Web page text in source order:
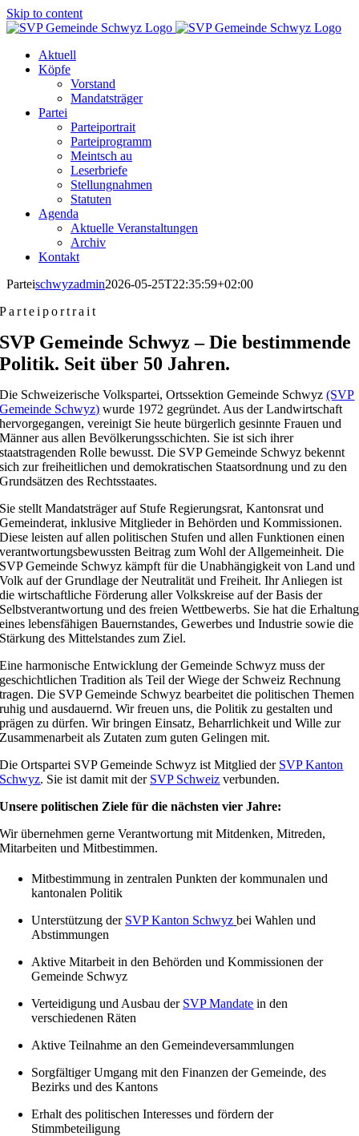
Skip to content
Aktuell
Köpfe
Vorstand
Mandatsträger
Partei
Parteiportrait
Parteiprogramm
Meintsch au
Leserbriefe
Stellungnahmen
Statuten
Agenda
Aktuelle Veranstaltungen
Archiv
Kontakt
Parteischwyzadmin2026-05-25T22:35:59+02:00
Parteiportrait
SVP Gemeinde Schwyz – Die bestimmende
Politik. Seit über 50 Jahren.
Die Schweizerische Volkspartei, Ortssektion Gemeinde Schwyz(SVP
Gemeinde Schwyz) wurde 1972 gegründet. Aus der Landwirtschaft
hervorgegangen, vereinigt Sie heute bürgerlich gesinnte Frauen und
Männer aus allen Bevölkerungsschichten. Sie ist sich ihrer
staatstragenden Rolle bewusst. Die SVP Gemeinde Schwyz bekennt
sich zur freiheitlichen und demokratischen Staatsordnung und zu den
Grundsätzen des Rechtsstaates.
Sie stellt Mandatsträger auf Stufe Regierungsrat, Kantonsrat und
Gemeinderat, inklusive Mitglieder in Behörden und Kommissionen.
Diese leisten auf allen politischen Stufen und allen Funktionen einen
verantwortungsbewussten Beitrag zum Wohl der Allgemeinheit. Die
SVP Gemeinde Schwyz kämpft für die Unabhängigkeit von Land und
Volk auf der Grundlage der Neutralität und Freiheit. Ihr Anliegen ist
die wirtschaftliche Förderung aller Volkskreise auf der Basis der
Selbstverantwortung und des freien Wettbewerbs. Sie hat die Erhaltung
eines lebensfähigen Bauernstandes, Gewerbes und Industrie sowie die
Stärkung des Mittelstandes zum Ziel.
Eine harmonische Entwicklung der Gemeinde Schwyz muss der
geschichtlichen Tradition als Teil der Wiege der Schweiz Rechnung
tragen. Die SVP Gemeinde Schwyz bearbeitet die politischen Themen
ruhig und ausdauernd. Wir freuen uns, die Politik zu gestalten und
prägen zu dürfen. Wir bringen Einsatz, Beharrlichkeit und Wille zur
Zusammenarbeit als Zutaten zum guten Gelingen mit.
Die Ortspartei SVP Gemeinde Schwyz ist Mitglied der SVP Kanton
Schwyz. Sie ist damit mit der SVP Schweiz verbunden.
Unsere politischen Ziele für die nächsten vier Jahre:
Wir übernehmen gerne Verantwortung mit Mitdenken, Mitreden,
Mitarbeiten und Mitbestimmen.
Mitbestimmung in zentralen Punkten der kommunalen und
kantonalen Politik
Unterstützung der SVP Kanton Schwyz bei Wahlen und
Abstimmungen
Aktive Mitarbeit in den Behörden und Kommissionen der
Gemeinde Schwyz
Verteidigung und Ausbau der SVP Mandate in den
verschiedenen Räten
Aktive Teilnahme an den Gemeindeversammlungen
Sorgfältiger Umgang mit den Finanzen der Gemeinde, des
Bezirks und des Kantons
Erhalt des politischen Interesses und fördern der
Stimmbeteiligung